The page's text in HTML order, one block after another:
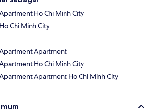
Ho Chi Minh City
Chi Minh City
Apartment
Ho Chi Minh City
Apartment Ho Chi Minh City